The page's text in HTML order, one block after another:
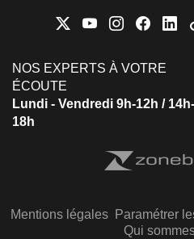
NOS EXPERTS À VOTRE
ÉCOUTE
Lundi - Vendredi 9h-12h / 14h-
18h
Mentions légales Paramétrer
Qui